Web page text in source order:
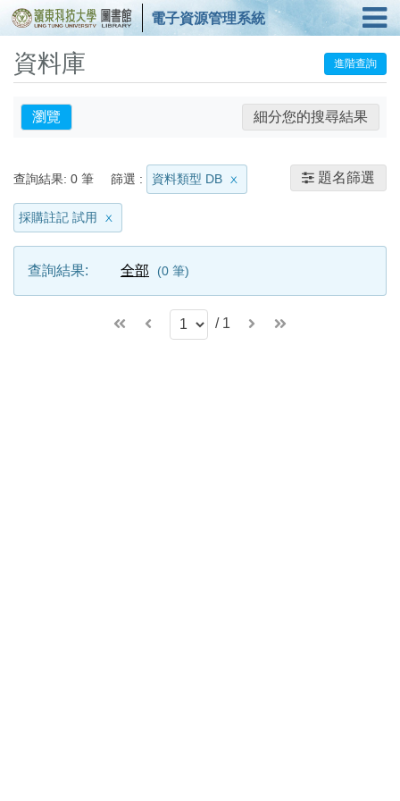
電子資源管理系統
資料庫 進階查詢
瀏覽 細分您的搜尋結果
題名篩選
查詢結果: 0 筆 篩選 : 資料類型 DB
採購註記 試用
查詢結果: 全部 0 筆
/ 1